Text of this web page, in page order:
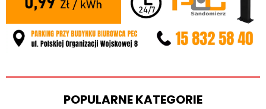
POPULARNE KATEGORIE